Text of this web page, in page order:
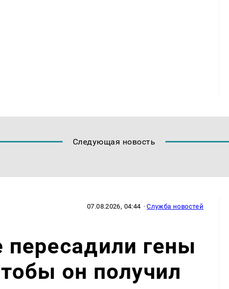
Следующая новость
07.08.2026, 04:44 ·Служба новостей
гены
он получил